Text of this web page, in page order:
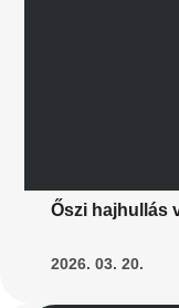
Őszi hajhullás
2026. 03. 20.